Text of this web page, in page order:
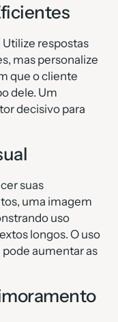
Utilize respostas
mas personalize
que o cliente
dele. Um
decisivo para
suas
uma imagem
uso
longos. O uso
pode aumentar as